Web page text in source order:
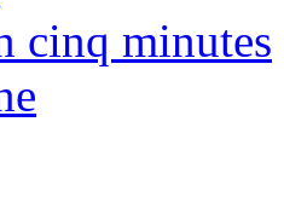
cinq minutes